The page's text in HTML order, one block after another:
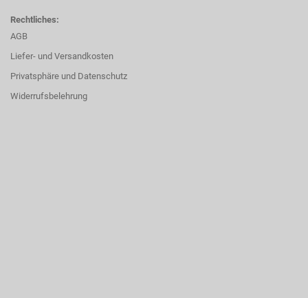
Rechtliches:
AGB
Liefer- und Versandkosten
Privatsphäre und Datenschutz
Widerrufsbelehrung